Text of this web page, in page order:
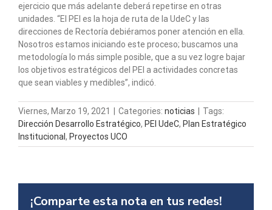
ejercicio que más adelante deberá repetirse en otras
unidades. “El PEI es la hoja de ruta de la UdeC y las
direcciones de Rectoría debiéramos poner atención en ella.
Nosotros estamos iniciando este proceso; buscamos una
metodología lo más simple posible, que a su vez logre bajar
los objetivos estratégicos del PEI a actividades concretas
que sean viables y medibles”, indicó.
Viernes, Marzo 19, 2021 Categories: noticias
Tags:
Dirección Desarrollo Estratégico, PEI UdeC, Plan Estratégico
Institucional , Proyectos UCO
¡Comparte esta nota en tus redes!